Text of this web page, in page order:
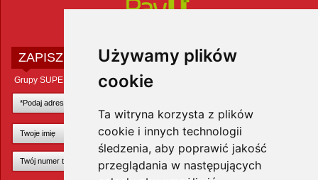
Używamy plików
cookie
Ta witryna korzysta z plików
cookie i innych technologii
śledzenia, aby poprawić jakość
przeglądania w następujących
ZAPISZ SIĘ DO NEWSLETTERA
Grupy SUPER ZOO POLAND Sp. z o.o.